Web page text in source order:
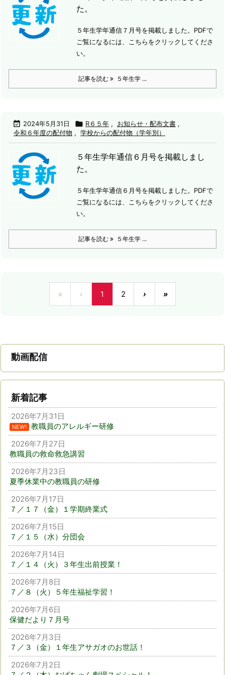
た。
５年生学年通信７月号を掲載しました。PDFで
ご覧になるには、こちらをクリックしてくださ
い。
記事を読む ５年生学 ...
 2024年5月31日  R６５年 , お知らせ・配布文書 ,
令和６年度の配付物 , 学校からの配付物（学年別）
５年生学年通信６月号を掲載しまし
た。
５年生学年通信６月号を掲載しました。 PDFで
ご覧になるには、こちらをクリックしてくださ
い。
記事を読む ５年生学 ...
« ‹ 1 2 › »
動画配信
新着記事
2026年7月31日
NEW!
教職員のアレルギー研修
2026年7月27日
教職員の救命救急講習
2026年7月23日
夏季休業中の教職員の研修
2026年7月17日
７／１７（金）１学期終業式
2026年7月15日
７／１５（水）分団会
2026年7月14日
７／１４（火）３年生出前授業！
2026年7月8日
７／８（火）５年生福祉学習！
2026年7月6日
保健だより７月号
2026年7月3日
７／３（金）１年生アサガオのお世話！
2026年7月2日